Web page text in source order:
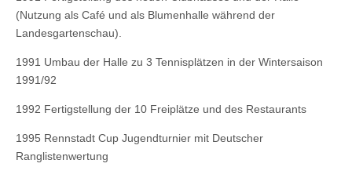
(Nutzung als Café und als Blumenhalle während der
Landesgartenschau).
1991 Umbau der Halle zu 3 Tennisplätzen in der Wintersaison
1991/92
1992 Fertigstellung der 10 Freiplätze und des Restaurants
1995 Rennstadt Cup Jugendturnier mit Deutscher
Ranglistenwertung